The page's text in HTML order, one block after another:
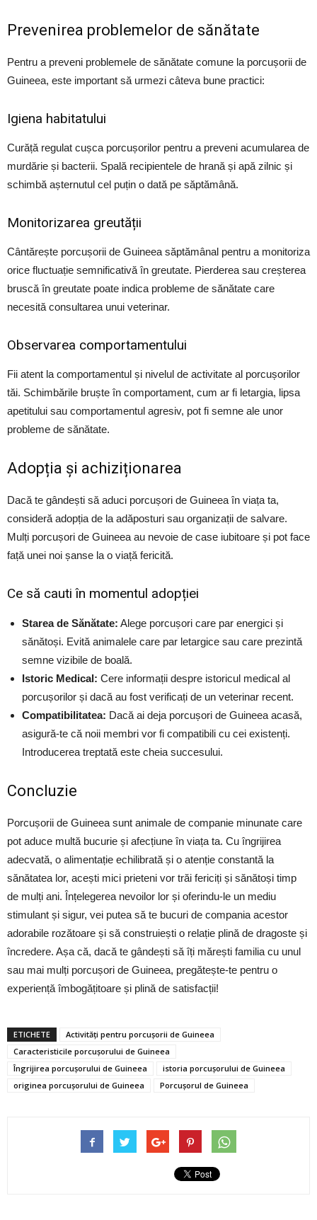
Prevenirea problemelor de sănătate
Pentru a preveni problemele de sănătate comune la porcușorii de
Guineea, este important să urmezi câteva bune practici:
Igiena habitatului
Curăță regulat cușca porcușorilor pentru a preveni acumularea de
murdărie și bacterii. Spală recipientele de hrană și apă zilnic și
schimbă așternutul cel puțin o dată pe săptămână.
Monitorizarea greutății
Cântărește porcușorii de Guineea săptămânal pentru a monitoriza
orice fluctuație semnificativă în greutate. Pierderea sau creșterea
bruscă în greutate poate indica probleme de sănătate care
necesită consultarea unui veterinar.
Observarea comportamentului
Fii atent la comportamentul și nivelul de activitate al porcușorilor
tăi. Schimbările bruște în comportament, cum ar fi letargia, lipsa
apetitului sau comportamentul agresiv, pot fi semne ale unor
probleme de sănătate.
Adopția și achiziționarea
Dacă te gândești să aduci porcușori de Guineea în viața ta,
consideră adopția de la adăposturi sau organizații de salvare.
Mulți porcușori de Guineea au nevoie de case iubitoare și pot face
față unei noi șanse la o viață fericită.
Ce să cauti în momentul adopției
Starea de Sănătate: Alege porcușori care par energici și
sănătoși. Evită animalele care par letargice sau care prezintă
semne vizibile de boală.
Istoric Medical: Cere informații despre istoricul medical al
porcușorilor și dacă au fost verificați de un veterinar recent.
Compatibilitatea: Dacă ai deja porcușori de Guineea acasă,
asigură-te că noii membri vor fi compatibili cu cei existenți.
Introducerea treptată este cheia succesului.
Concluzie
Porcușorii de Guineea sunt animale de companie minunate care
pot aduce multă bucurie și afecțiune în viața ta. Cu îngrijirea
adecvată, o alimentație echilibrată și o atenție constantă la
sănătatea lor, acești mici prieteni vor trăi fericiți și sănătoși timp
de mulți ani. Înțelegerea nevoilor lor și oferindu-le un mediu
stimulant și sigur, vei putea să te bucuri de compania acestor
adorabile rozătoare și să construiești o relație plină de dragoste și
încredere. Așa că, dacă te gândești să îți mărești familia cu unul
sau mai mulți porcușori de Guineea, pregătește-te pentru o
experiență îmbogățitoare și plină de satisfacții!
ETICHETE
Activități pentru porcușorii de Guineea
Caracteristicile porcușorului de Guineea
Îngrijirea porcușorului de Guineea
istoria porcușorului de Guineea
originea porcușorului de Guineea
Porcușorul de Guineea